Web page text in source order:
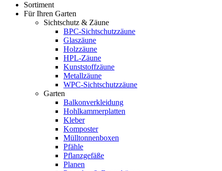
Sortiment
Für Ihren Garten
Sichtschutz & Zäune
BPC-Sichtschutzzäune
Glaszäune
Holzzäune
HPL-Zäune
Kunststoffzäune
Metallzäune
WPC-Sichtschutzzäune
Garten
Balkonverkleidung
Hohlkammerplatten
Kleber
Komposter
Mülltonnenboxen
Pfähle
Pflanzgefäße
Planen